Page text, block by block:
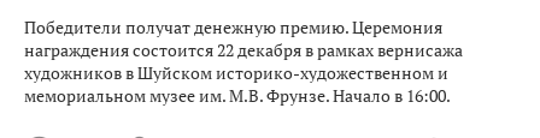
Победители получат денежную премию. Церемония
награждения состоится 22 декабря в рамках вернисажа
художников в Шуйском историко-художественном и
мемориальном музее им. М.В. Фрунзе. Начало в 16:00.